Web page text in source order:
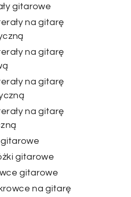
gitarowe
na gitarę
na gitarę
na gitarę
na gitarę
gitarowe
gitarowe
na gitarę